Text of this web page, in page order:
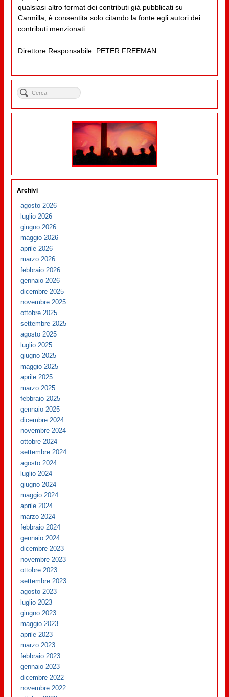
qualsiasi altro format dei contributi già pubblicati su
Carmilla, è consentita solo citando la fonte egli autori dei
contributi menzionati.
Direttore Responsabile: PETER FREEMAN
Archivi
agosto 2026
luglio 2026
giugno 2026
maggio 2026
aprile 2026
marzo 2026
febbraio 2026
gennaio 2026
dicembre 2025
novembre 2025
ottobre 2025
settembre 2025
agosto 2025
luglio 2025
giugno 2025
maggio 2025
aprile 2025
marzo 2025
febbraio 2025
gennaio 2025
dicembre 2024
novembre 2024
ottobre 2024
settembre 2024
agosto 2024
luglio 2024
giugno 2024
maggio 2024
aprile 2024
marzo 2024
febbraio 2024
gennaio 2024
dicembre 2023
novembre 2023
ottobre 2023
settembre 2023
agosto 2023
luglio 2023
giugno 2023
maggio 2023
aprile 2023
marzo 2023
febbraio 2023
gennaio 2023
dicembre 2022
novembre 2022